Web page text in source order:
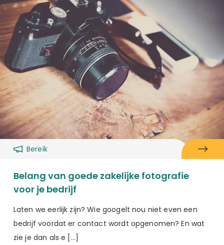
Bereik
Belang van goede zakelijke fotografie
voor je bedrijf
Laten we eerlijk zijn? Wie googelt nou niet even een
bedrijf voordat er contact wordt opgenomen? En wat
zie je dan als e […]